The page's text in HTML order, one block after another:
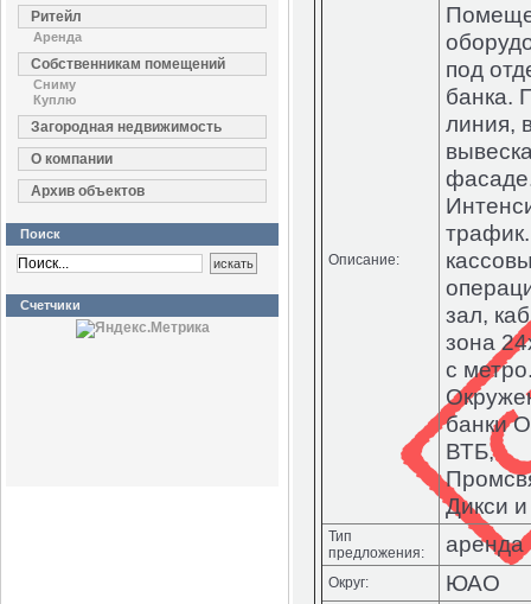
Ритейл
Аренда
Собственникам помещений
Сниму
Куплю
Загородная недвижимость
О компании
Архив объектов
Поиск
Счетчики
Описание:
под
банка.
линия,
зал,
зона
с
банки
ВТБ,
Дикси
Тип
предложения:
аренда
Округ: ЮАО